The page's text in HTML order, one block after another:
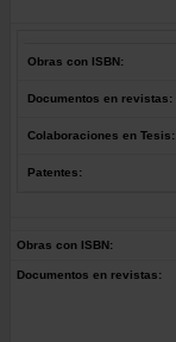
Obras con ISBN:
Documentos en revistas:
Colaboraciones en Tesis:
Patentes:
Obras con ISBN:
Documentos en revistas: